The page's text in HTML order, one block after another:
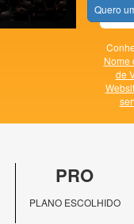
Quero
Nome
de
PRO
PLANO ESCOLHIDO